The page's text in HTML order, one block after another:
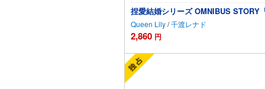
捏愛結婚シリーズ OMNIBUS
Queen Lily/千渡レナド
2,860 円